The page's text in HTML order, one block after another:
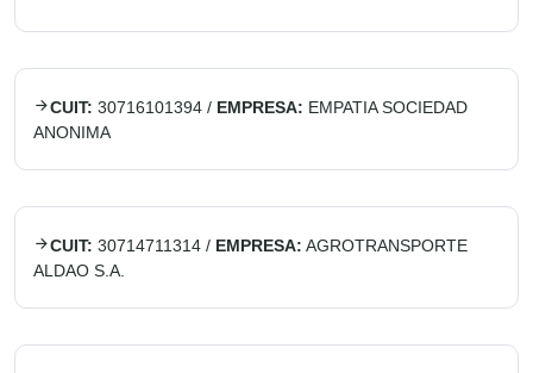
CUIT: 30716101394 / EMPRESA: EMPATIA SOCIEDAD
ANONIMA
CUIT: 30714711314 / EMPRESA: AGROTRANSPORTE
ALDAO S.A.